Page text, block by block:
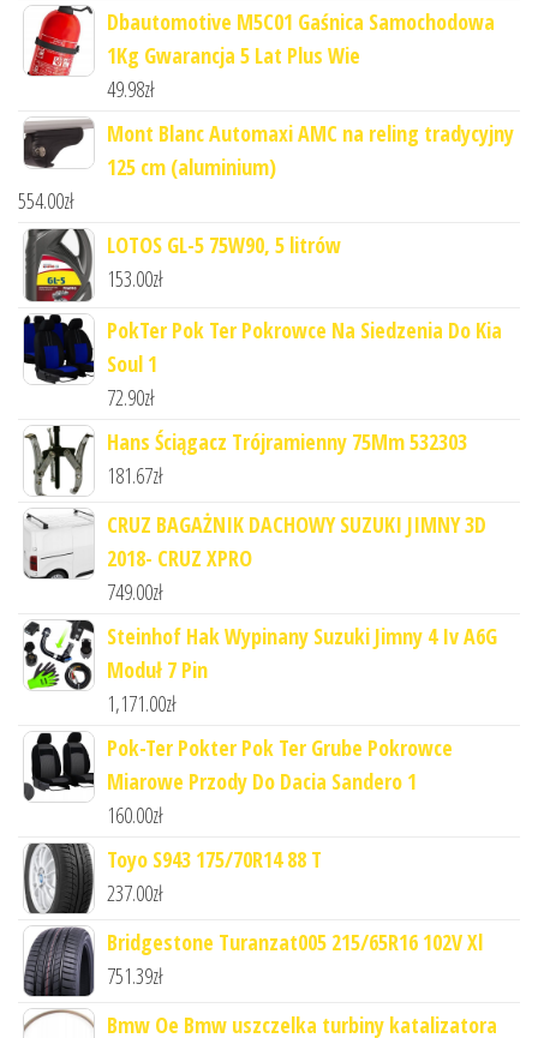
Dbautomotive M5C01 Gaśnica Samochodowa
1Kg Gwarancja 5 Lat Plus Wie
49.98zł
Mont Blanc Automaxi AMC na reling tradycyjny
125 cm (aluminium)
554.00zł
LOTOS GL-5 75W90, 5 litrów
153.00zł
PokTer Pok Ter Pokrowce Na Siedzenia Do Kia
Soul 1
72.90zł
Hans Ściągacz Trójramienny 75Mm 532303
181.67zł
CRUZ BAGAŻNIK DACHOWY SUZUKI JIMNY 3D
2018- CRUZ XPRO
749.00zł
Steinhof Hak Wypinany Suzuki Jimny 4 Iv A6G
Moduł 7 Pin
1,171.00zł
Pok-Ter Pokter Pok Ter Grube Pokrowce
Miarowe Przody Do Dacia Sandero 1
160.00zł
Toyo S943 175/70R14 88 T
237.00zł
Bridgestone Turanzat005 215/65R16 102V Xl
751.39zł
Bmw Oe Bmw uszczelka turbiny katalizatora